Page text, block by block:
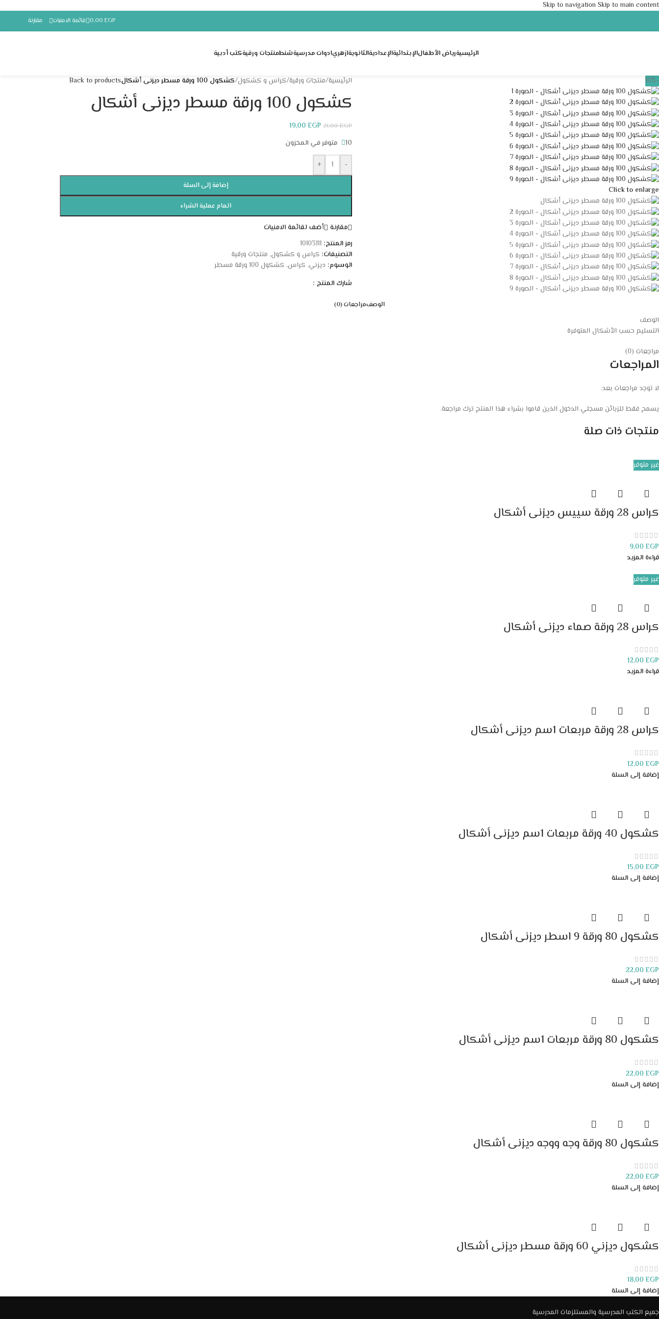
Skip to navigation Skip to main content
0,00EGP قائمة الامنيات مقارنة
الرئيسيةرياض الأطفالالإبتدائيةالإعداديةالثانويةازهريادوات مدرسيةشنطمنتجات ورقيةكتب أدبية
-10%
Click to enlarge
الرئيسية/منتجات ورقية/كراس و كشكول/كشكول 100 ورقة مسطر ديزنى أشكال Back to products
كشكول 100 ورقة مسطر ديزنى أشكال
21,00EGP
19,00EGP
10 متوفر في المخزون
-
+
إضافة إلى السلة
اتمام عملية الشراء
مقارنة
أضف لقائمة الامنيات
رمز المنتج: 10103111
التصنيفات: كراس و كشكول, منتجات ورقية
الوسوم: ديزني, كراس, كشكول 100 ورقة مسطر
شارك المنتج :
الوصفمراجعات (0)
الوصف
التسليم حسب الأشكال المتوفرة
مراجعات (0)
المراجعات
لا توجد مراجعات بعد.
يسمح فقط للزبائن مسجلي الدخول الذين قاموا بشراء هذا المنتج ترك مراجعة.
منتجات ذات صلة
غير متوفر
كراس 28 ورقة سييس ديزنى أشكال
9,00 EGP
قراءة المزيد
غير متوفر
كراس 28 ورقة صماء ديزنى أشكال
12,00 EGP
قراءة المزيد
كراس 28 ورقة مربعات 1سم ديزنى أشكال
12,00 EGP
إضافة إلى السلة
كشكول 40 ورقة مربعات 1سم ديزنى أشكال
15,00 EGP
إضافة إلى السلة
كشكول 80 ورقة 9 اسطر ديزنى أشكال
22,00 EGP
إضافة إلى السلة
كشكول 80 ورقة مربعات 1سم ديزنى أشكال
22,00 EGP
إضافة إلى السلة
كشكول 80 ورقة وجه ووجه ديزنى أشكال
22,00 EGP
إضافة إلى السلة
كشكول ديزني 60 ورقة مسطر ديزنى أشكال
18,00 EGP
إضافة إلى السلة
جميع الكتب المدرسية والمستلزمات المدرسية